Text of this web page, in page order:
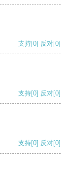
支持[0] 反对[0]
支持[0] 反对[0]
支持[0] 反对[0]